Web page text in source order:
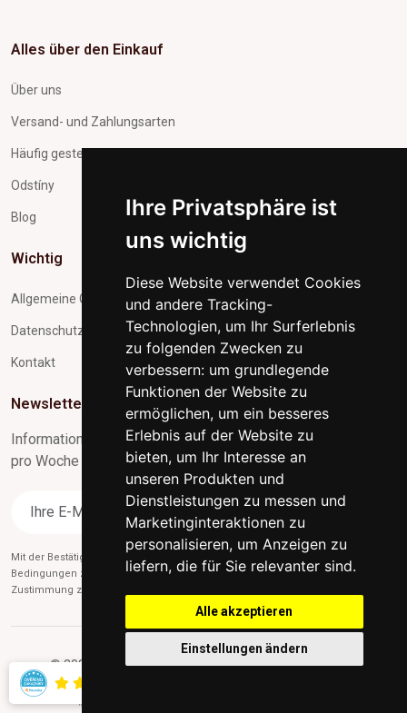
Ihre Privatsphäre ist
uns wichtig
Diese Website verwendet Cookies
und andere Tracking-
Technologien, um Ihr Surferlebnis
zu folgenden Zwecken zu
verbessern: um grundlegende
Funktionen der Website zu
ermöglichen, um ein besseres
Erlebnis auf der Website zu
bieten, um Ihr Interesse an
unseren Produkten und
Dienstleistungen zu messen und
Marketinginteraktionen zu
personalisieren, um Anzeigen zu
liefern, die für Sie relevanter sind.
Alle akzeptieren
Einstellungen ändern
Alles über den Einkauf
Über uns
Versand- und Zahlungsarten
Häufig gestellte Fragen
Odstíny
Blog
Wichtig
Allgemeine Geschäftsbedingungen
Datenschutz und Verarbeitung personenbezogener Daten
Kontakt
Newsletter-Abonnement
Informationen zu Neuigkeiten und nützliche Tipps max. 1x
pro Woche
Mit der Bestätigung des Abonnements stimmen Sie gleichzeitig unseren
Bedingungen zu
des Datenschutzesund gleichzeitig erteilen Sie uns die
Zustimmung zum Versand von Werbe-E-Mails.
© 2026 indischesmoebel.at - Alle Rechte vorbehalten.